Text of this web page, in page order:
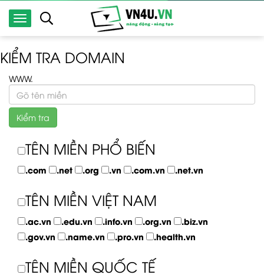
KIỂM TRA DOMAIN
WWW.
Kiểm tra
TÊN MIỀN PHỔ BIẾN
.com .net .org .vn .com.vn .net.vn
TÊN MIỀN VIỆT NAM
.ac.vn .edu.vn .info.vn .org.vn
.biz.vn
.gov.vn
.name.vn .pro.vn .health.vn
TÊN MIỀN QUỐC TẾ